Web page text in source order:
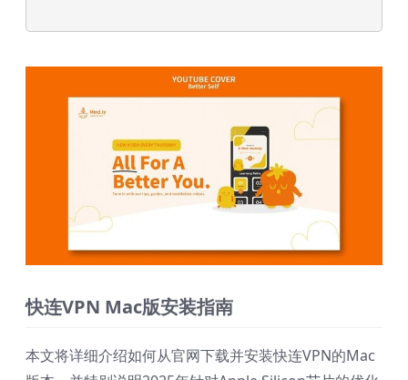
快连VPN Mac版安装指南
本文将详细介绍如何从官网下载并安装快连VPN的Mac